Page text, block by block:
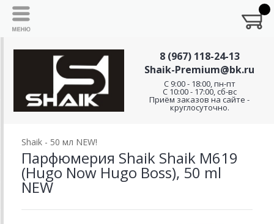
8 (967) 118-24-13
Shaik-Premium@bk.ru
C 9:00 - 18:00, пн-пт
С 10:00 - 17:00, сб-вс
Приём заказов на сайте -
круглосуточно.
Shaik - 50 мл NEW!
Парфюмерия Shaik Shaik M619
(Hugo Now Hugo Boss), 50 ml
NEW